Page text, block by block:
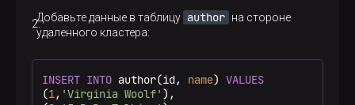
Добавьте данные в таблицу author на стороне
удаленного кластера:
INSERT INTO author(id, name) VALUES
(1, 'Virginia Woolf' ),